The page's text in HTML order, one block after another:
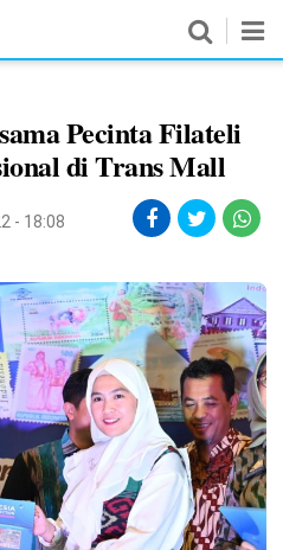
Pecinta Filateli
di Trans Mall
- 18:08